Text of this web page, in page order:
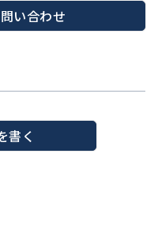
い合わせ
書く